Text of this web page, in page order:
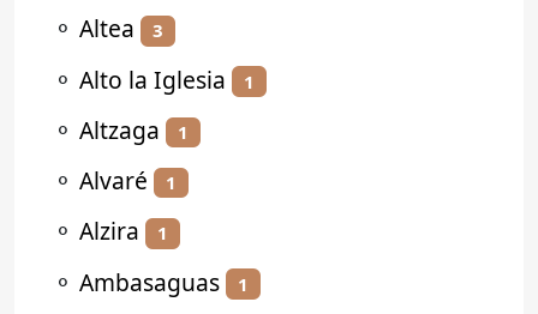
⚬ Altea 3
⚬ Alto la Iglesia 1
⚬ Altzaga 1
⚬ Alvaré 1
⚬ Alzira 1
⚬ Ambasaguas 1